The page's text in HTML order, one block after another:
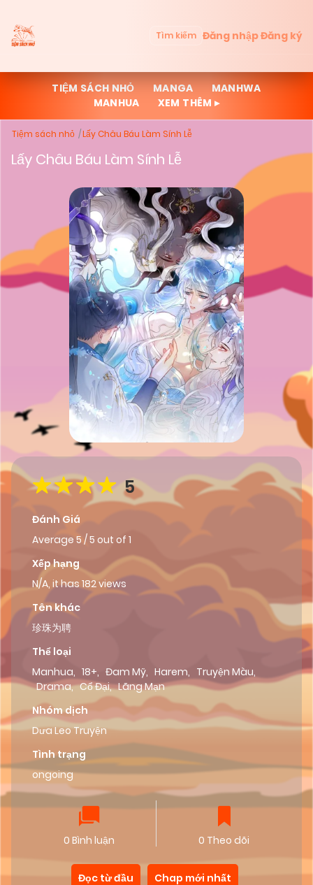
Tìm kiếm Đăng nhậpĐăng ký
TIỆM SÁCH NHỎ MANGA
MANHWA
MANHUA
XEM THÊM ▸
Tiệm sách nhỏ Lấy Châu Báu Làm Sính Lễ
Lấy Châu Báu Làm Sính Lễ
5
Đánh Giá
Average 5 /5 out of 1
Xếp hạng
N/A, it has 182 views
Tên khác
珍珠为聘
Thể loại
Manhua, 18+, Đam Mỹ, Harem, Truyện Màu,
Drama, Cổ Đại, Lãng Mạn
Nhóm dịch
Dưa Leo Truyện
Tình trạng
ongoing
0 Bình luận 0 Theo dõi
Đọc từ đầu Chap mới nhất